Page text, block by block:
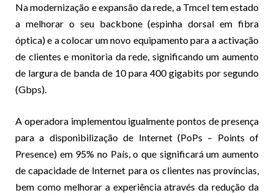
Na modernização e expansão da rede, a Tmcel tem estado
a melhorar o seu backbone (espinha dorsal em fibra
óptica) e a colocar um novo equipamento para a activação
de clientes e monitoria da rede, significando um aumento
de largura de banda de 10 para 400 gigabits por segundo
(Gbps).
A operadora implementou igualmente pontos de presença
para a disponibilização de Internet (PoPs – Points of
Presence) em 95% no País, o que significará um aumento
de capacidade de Internet para os clientes nas províncias,
bem como melhorar a experiência através da redução da